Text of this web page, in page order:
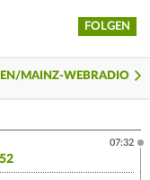
FOLGEN
MAINZ-WEBRADIO
07:32